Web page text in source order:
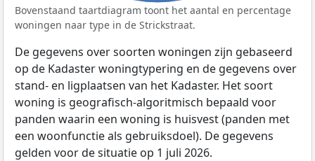
Bovenstaand taartdiagram toont het aantal en percentage
woningen naar type in de Strickstraat.
De gegevens over soorten woningen zijn gebaseerd
op de Kadaster woningtypering en de gegevens over
stand- en ligplaatsen van het Kadaster. Het soort
woning is geografisch-algoritmisch bepaald voor
panden waarin een woning is huisvest (panden met
een woonfunctie als gebruiksdoel). De gegevens
gelden voor de situatie op 1 juli 2026.